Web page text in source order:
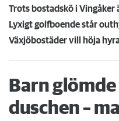
Trots bostadskö i
Lyxigt golfboende står
Växjöbostäder vill höja
Barn
duschen –